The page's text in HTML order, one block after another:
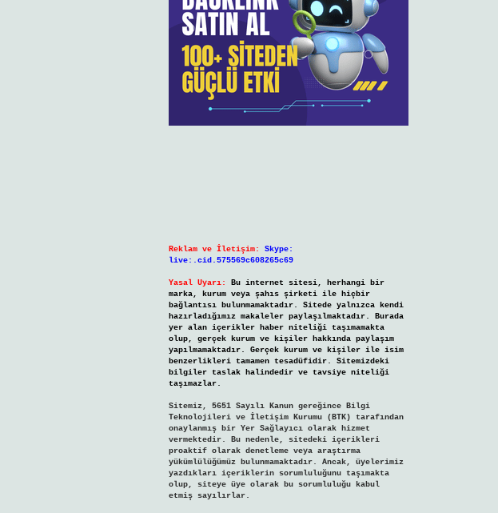
Reklam ve İletişim:
Skype:
live:.cid.575569c608265c69
Yasal Uyarı:
Bu internet sitesi, herhangi bir
marka, kurum veya şahıs şirketi ile hiçbir
bağlantısı bulunmamaktadır. Sitede yalnızca kendi
hazırladığımız makaleler paylaşılmaktadır. Burada
yer alan içerikler haber niteliği taşımamakta
olup, gerçek kurum ve kişiler hakkında paylaşım
yapılmamaktadır. Gerçek kurum ve kişiler ile isim
benzerlikleri tamamen tesadüfidir. Sitemizdeki
bilgiler taslak halindedir ve tavsiye niteliği
taşımazlar.
Sitemiz, 5651 Sayılı Kanun gereğince Bilgi
Teknolojileri ve İletişim Kurumu (BTK) tarafından
onaylanmış bir Yer Sağlayıcı olarak hizmet
vermektedir. Bu nedenle, sitedeki içerikleri
proaktif olarak denetleme veya araştırma
yükümlülüğümüz bulunmamaktadır. Ancak, üyelerimiz
yazdıkları içeriklerin sorumluluğunu taşımakta
olup, siteye üye olarak bu sorumluluğu kabul
etmiş sayılırlar.